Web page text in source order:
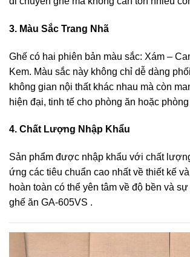
3. Màu Sắc Trang Nhã
Ghế có hai phiên bản màu sắc: Xám –
Kem. Màu sắc này không chỉ dễ dàng
không gian nội thất khác nhau mà còn
hiện đại, tinh tế cho phòng ăn hoặc
4. Chất Lượng Nhập Khẩu
Sản phẩm được nhập khẩu với chất
ứng các tiêu chuẩn cao nhất về thiết kế
hoàn toàn có thể yên tâm về độ bền và
ghế ăn GA-605VS .